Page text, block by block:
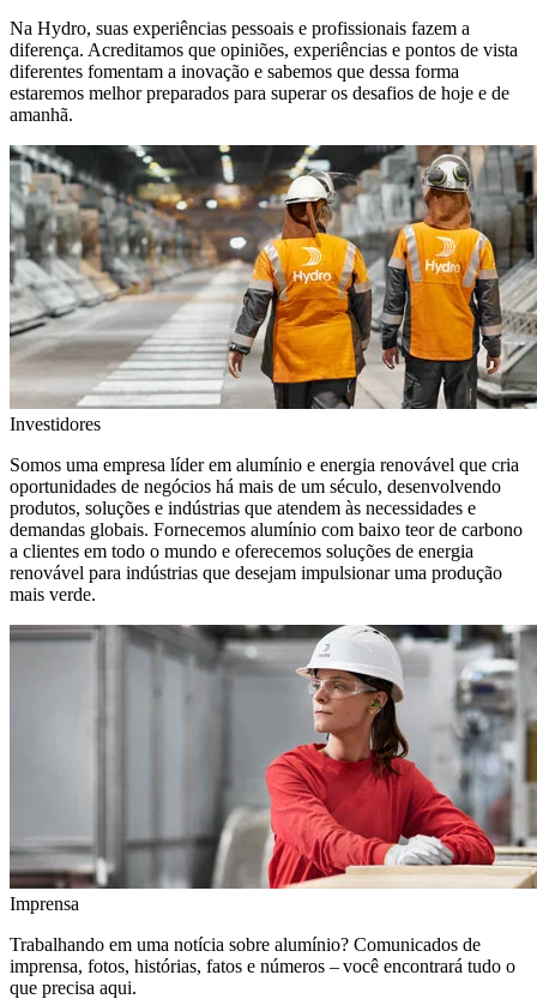
Na Hydro, suas experiências pessoais e profissionais fazem a
diferença. Acreditamos que opiniões, experiências e pontos de vista
diferentes fomentam a inovação e sabemos que dessa forma
estaremos melhor preparados para superar os desafios de hoje e de
amanhã.
Investidores
Somos uma empresa líder em alumínio e energia renovável que cria
oportunidades de negócios há mais de um século, desenvolvendo
produtos, soluções e indústrias que atendem às necessidades e
demandas globais. Fornecemos alumínio com baixo teor de carbono
a clientes em todo o mundo e oferecemos soluções de energia
renovável para indústrias que desejam impulsionar uma produção
mais verde.
Imprensa
Trabalhando em uma notícia sobre alumínio? Comunicados de
imprensa, fotos, histórias, fatos e números – você encontrará tudo o
que precisa aqui.